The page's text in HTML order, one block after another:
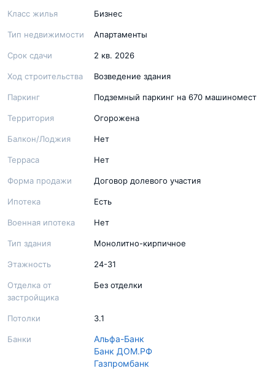
Класс жилья Бизнес
Тип недвижимости Апартаменты
Срок сдачи 2 кв. 2026
Ход строительства Возведение здания
Паркинг Подземный паркинг на 670 машиномест
Территория Огорожена
Балкон/Лоджия Нет
Терраса Нет
Форма продажи Договор долевого участия
Ипотека Есть
Военная ипотека Нет
Тип здания Монолитно-кирпичное
Этажность 24-31
Отделка от
застройщика
Без отделки
Потолки 3.1
Банки
Альфа-Банк
Банк ДОМ.РФ
Газпромбанк